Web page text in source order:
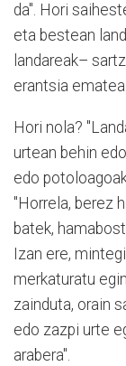
da". Hori
eta bestean
landareak–
erantsia ematea.
Hori nola?
urtean behin
edo
"Horrela, berez
batek,
Izan ere,
merkaturatu
zainduta, orain
edo zazpi urte
arabera".